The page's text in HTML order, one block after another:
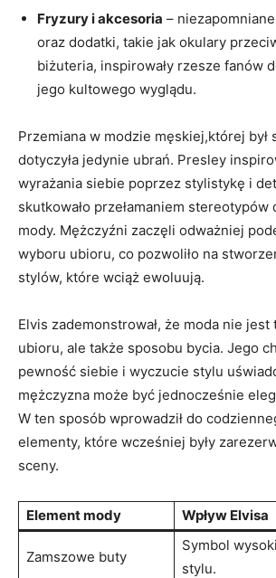
Fryzury i akcesoria –
oraz dodatki, takie jak okulary
biżuteria, inspirowały rzesze fanów
jego kultowego wyglądu.
Przemiana w modzie męskiej,której był
dotyczyła jedynie ubrań. Presley
wyrażania siebie poprzez stylistykę i
skutkowało przełamaniem stereotypów
mody. Mężczyźni zaczęli odważniej
wyboru ubioru, co pozwoliło na
stylów, które wciąż ewoluują.
Elvis zademonstrował, że moda nie
ubioru, ale także sposobu bycia. Jego
pewność siebie i wyczucie stylu
mężczyzna może być jednocześnie
W ten sposób wprowadził do
elementy, które wcześniej były
sceny.
Element mody Wpływ Elvisa
Zamszowe buty
Symbol
stylu.